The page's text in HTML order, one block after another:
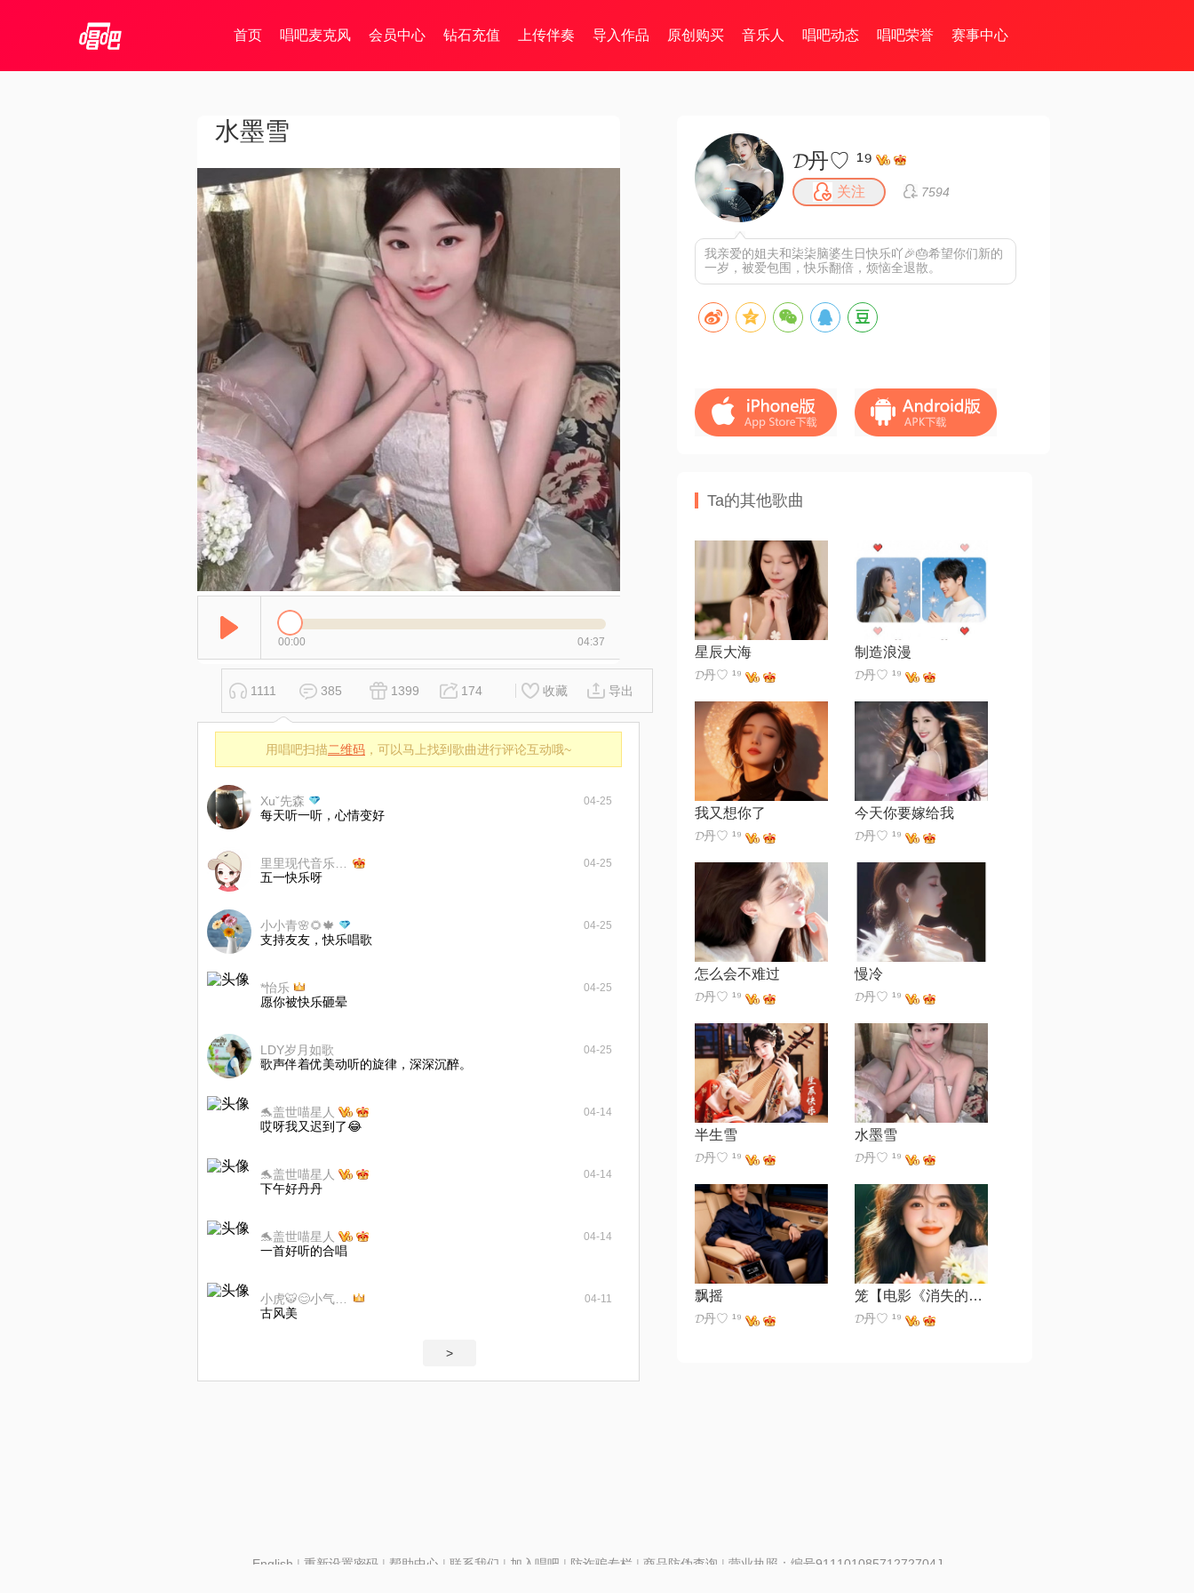
首页 唱吧麦克风 会员中心 钻石充值 上传伴奏 导入作品 原创购买 音乐人 唱吧动态 唱吧荣誉 赛事中心
水墨雪
00:00 04:37
1111 385 1399 174 收藏 导出
用唱吧扫描二维码 ，可以马上找到歌曲进行评论互动哦~
Xuˇ先森 04-25
每天听一听，心情变好
04-25
五一快乐呀
小小青🌸🌻🍁 04-25
支持友友，快乐唱歌
*怡乐 04-25
愿你被快乐砸晕
LDY岁月如歌 04-25
歌声伴着优美动听的旋律，深深沉醉。
🐬盖世喵星人 04-14
哎呀我又迟到了😂
🐬盖世喵星人 04-14
下午好丹丹
🐬盖世喵星人 04-14
一首好听的合唱
04-11
古风美
>
𝓓丹♡ ¹⁹
关注 7594
我亲爱的姐夫和柒柒脑婆生日快乐吖🎉🎂希望你们新的
一岁，被爱包围，快乐翻倍，烦恼全退散。
Ta的其他歌曲
星辰大海
𝓓丹♡ ¹⁹
制造浪漫
𝓓丹♡ ¹⁹
我又想你了
𝓓丹♡ ¹⁹
今天你要嫁给我
𝓓丹♡ ¹⁹
怎么会不难过
𝓓丹♡ ¹⁹
慢冷
𝓓丹♡ ¹⁹
半生雪
𝓓丹♡ ¹⁹
水墨雪
𝓓丹♡ ¹⁹
飘摇
𝓓丹♡ ¹⁹
笼【电影《消失的她》片尾主题曲】
𝓓丹♡ ¹⁹
English | 重新设置密码| 帮助中心 | 联系我们 | 加入唱吧 | 防诈骗专栏 | 商品防伪查询 | 营业执照：编号91110108571272704J